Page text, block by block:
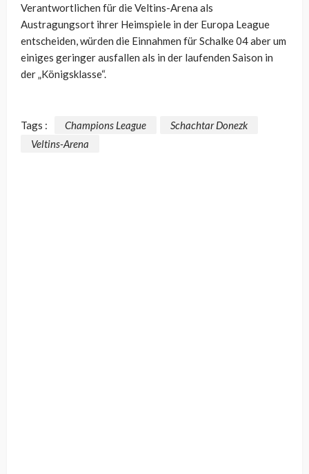
Verantwortlichen für die Veltins-Arena als
Austragungsort ihrer Heimspiele in der Europa League
entscheiden, würden die Einnahmen für Schalke 04 aber um
einiges geringer ausfallen als in der laufenden Saison in
der „Königsklasse“.
Tags : Champions League
Schachtar Donezk
Veltins-Arena